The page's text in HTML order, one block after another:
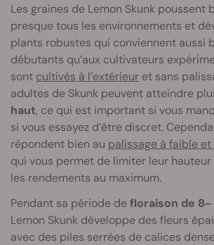
Les graines de Lemon Skunk poussent
presque tous les environnements et
plants robustes qui conviennent aussi
débutants qu’aux cultivateurs
sont cultivés à l’extérieur et sans
adultes de Skunk peuvent atteindre
haut, ce qui est important si vous
si vous essayez d’être discret.
répondent bien au palissage à faible
qui vous permet de limiter leur
les rendements au maximum.
Pendant sa période defloraison de
Lemon Skunk développe des fleurs
avec des piles serrées de calices